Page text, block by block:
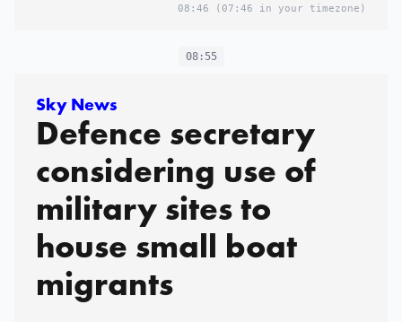
08:46 (07:46 in your timezone)
08:55
Sky News
Defence secretary
considering use of
military sites to
house small boat
migrants